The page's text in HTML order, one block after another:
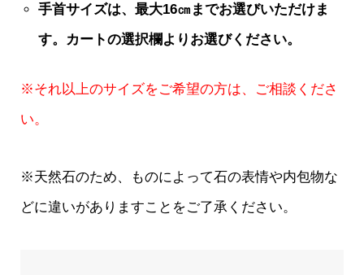
手首サイズは、最大16㎝までお選びいただけま
す。カートの選択欄よりお選びください。
※それ以上のサイズをご希望の方は、ご相談くださ
い。
※天然石のため、ものによって石の表情や内包物な
どに違いがありますことをご了承ください。